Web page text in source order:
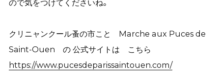
ので気をつけてくださいね。
クリニャンクール蚤の市こと Marche aux Puces de
Saint-Ouen の 公式サイトは こちら
https://www.pucesdeparissaintouen.com/